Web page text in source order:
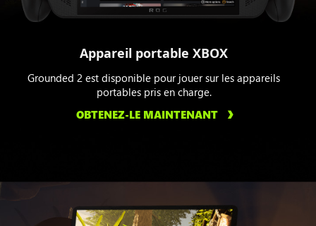
Appareil portable XBOX
Grounded 2 est disponible pour jouer sur les appareils
portables pris en charge.
OBTENEZ-LE MAINTENANT